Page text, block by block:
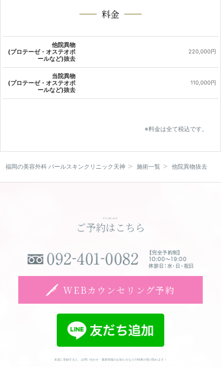
料金
他院異物
(プロテーゼ・オステオポ
ールなど)抜去
220,000円
当院異物
(プロテーゼ・オステオポ
ールなど)抜去
110,000円
※料金は全て税込です。
福岡の美容外科 パールスキンクリニック天神 施術一覧 他院異物抜去
Contact
ご予約はこちら
WEBカウンセリング予約
友達に登録すると、お問い合わせ・最新情報のお知らせなどの特典が受け取れます！